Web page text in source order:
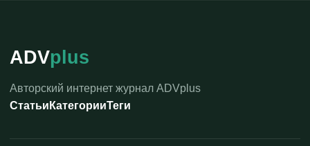
ADVplus
Авторский интернет журнал ADVplus
Статьи КатегорииТеги